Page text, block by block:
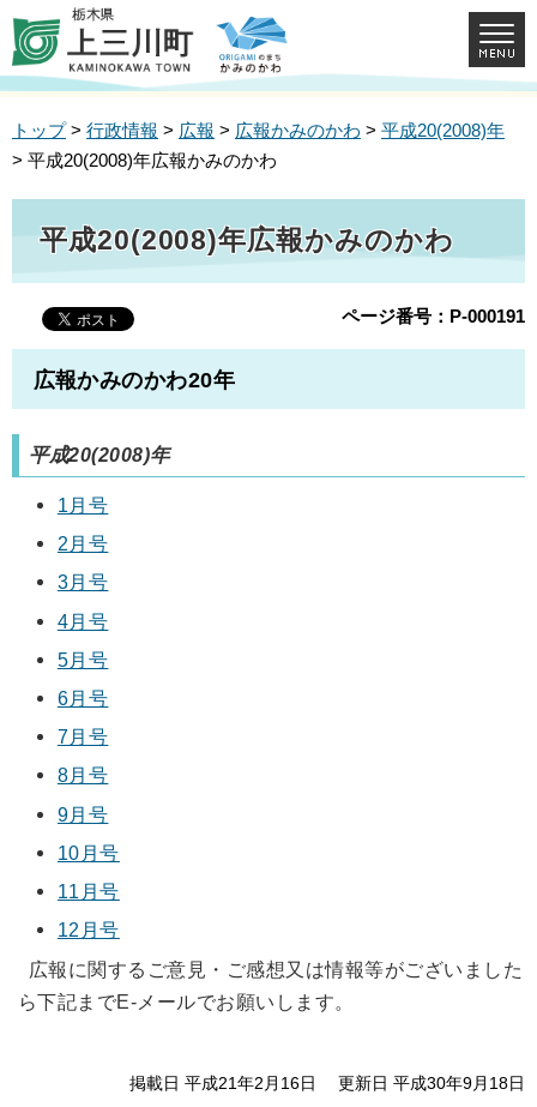
トップ> 行政情報 > 広報 > 広報かみのかわ > 平成20(2008)年
> 平成20(2008)年広報かみのかわ
平成20(2008)年広報かみのかわ
ページ番号：P-000191
広報かみのかわ20年
平成20(2008)年
1月号
2月号
3月号
4月号
5月号
6月号
7月号
8月号
9月号
10月号
11月号
12月号
広報に関するご意見・ご感想又は情報等がございました
ら下記までE-メールでお願いします。
掲載日 平成21年2月16日 更新日 平成30年9月18日